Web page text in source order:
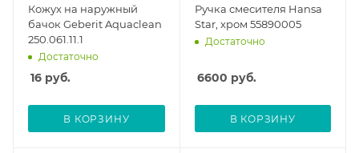
Кожух на наружный
бачок Geberit Aquaclean
250.061.11.1
Достаточно
16 руб.
В КОРЗИНУ
Ручка смесителя Hansa
Star, хром 55890005
Достаточно
6600 руб.
В КОРЗИНУ